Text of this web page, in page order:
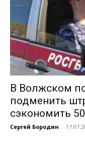
В Волжском
подменить
сэкономить
Сергей Бородин -